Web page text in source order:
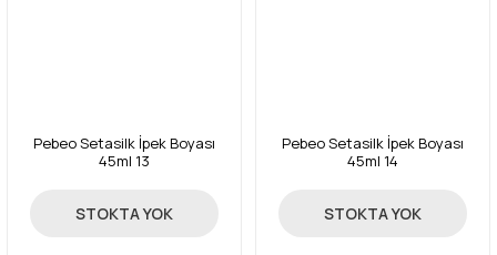
Pebeo Setasilk İpek Boyası
45ml 13
59,50 TL
STOKTA YOK
Pebeo Setasilk İpek Boyası
45ml 14
59,50 TL
STOKTA YOK